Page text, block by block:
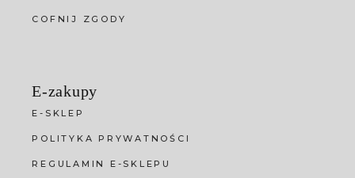
COFNIJ ZGODY
E-zakupy
E-SKLEP
POLITYKA PRYWATNOŚCI
REGULAMIN E-SKLEPU